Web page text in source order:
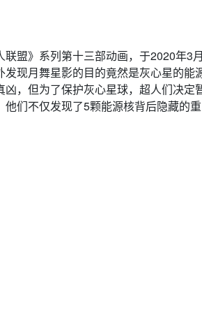
盟》系列第十三部动画，于2020年3月
现月舞星影的目的竟然是灰心星的能
，但为了保护灰心星球，超人们决定
们不仅发现了5颗能源核背后隐藏的重